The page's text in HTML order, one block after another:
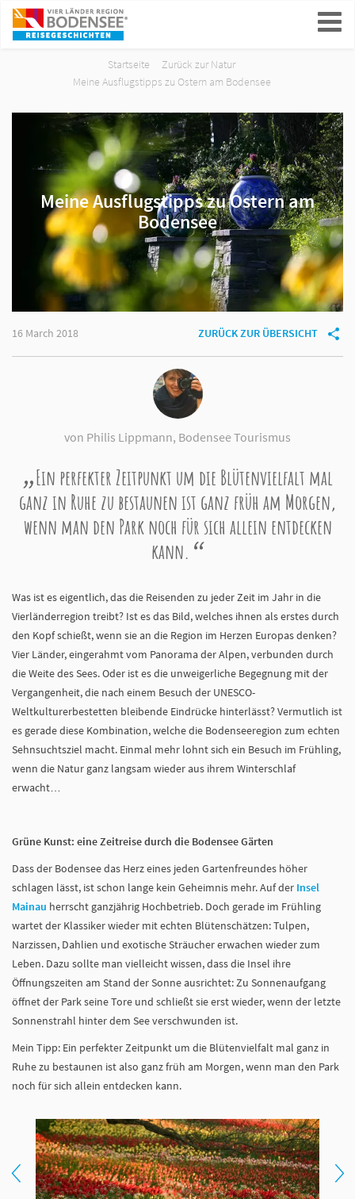
ein-/ausblenden
Startseite
Zurück zur Natur
Meine Ausflugstipps zu Ostern am Bodensee
Meine Ausflugstipps zu Ostern am
Bodensee
16 March 2018 ZURÜCK ZUR ÜBERSICHT
von Philis Lippmann, Bodensee Tourismus
Ein perfekter Zeitpunkt um die Blütenvielfalt mal
ganz in Ruhe zu bestaunen ist ganz früh am Morgen,
wenn man den Park noch für sich allein entdecken
kann.
Was ist es eigentlich, das die Reisenden zu jeder Zeit im Jahr in die
Vierländerregion treibt? Ist es das Bild, welches ihnen als erstes durch
den Kopf schießt, wenn sie an die Region im Herzen Europas denken?
Vier Länder, eingerahmt vom Panorama der Alpen, verbunden durch
die Weite des Sees. Oder ist es die unweigerliche Begegnung mit der
Vergangenheit, die nach einem Besuch der UNESCO-
Weltkulturerbestetten bleibende Eindrücke hinterlässt? Vermutlich ist
es gerade diese Kombination, welche die Bodenseeregion zum echten
Sehnsuchtsziel macht. Einmal mehr lohnt sich ein Besuch im Frühling,
wenn die Natur ganz langsam wieder aus ihrem Winterschlaf
erwacht…
Grüne Kunst: eine Zeitreise durch die Bodensee Gärten
Dass der Bodensee das Herz eines jeden Gartenfreundes höher
schlagen lässt, ist schon lange kein Geheimnis mehr. Auf der Insel
Mainau herrscht ganzjährig Hochbetrieb. Doch gerade im Frühling
wartet der Klassiker wieder mit echten Blütenschätzen: Tulpen,
Narzissen, Dahlien und exotische Sträucher erwachen wieder zum
Leben. Dazu sollte man vielleicht wissen, dass die Insel ihre
Öffnungszeiten am Stand der Sonne ausrichtet: Zu Sonnenaufgang
öffnet der Park seine Tore und schließt sie erst wieder, wenn der letzte
Sonnenstrahl hinter dem See verschwunden ist.
Mein Tipp: Ein perfekter Zeitpunkt um die Blütenvielfalt mal ganz in
Ruhe zu bestaunen ist also ganz früh am Morgen, wenn man den Park
noch für sich allein entdecken kann.